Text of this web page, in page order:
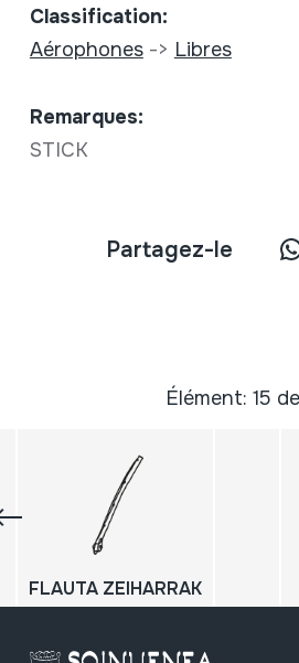
Classification:
Aérophones-> Libres
Remarques:
STICK
Partagez-le
Élément: 15
FLAUTA ZEIHARRAK